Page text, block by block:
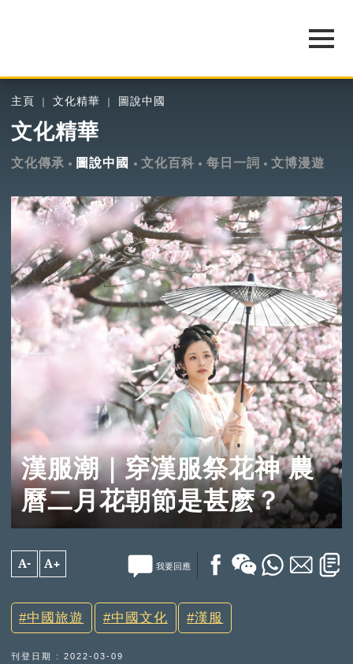
主頁 文化精華 圖說中國
文化精華
文化傳承 圖說中國 文化百科 每日一詞 文博漫遊
漢服潮｜穿漢服祭花神 農
曆二月花朝節是甚麽？
A- A+ 我要回應
中國旅遊 中國文化 漢服
刊登日期 : 2022-03-09